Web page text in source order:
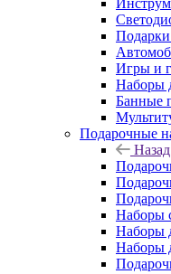
Подарки
Игры и
Наборы
Банные
Подарочные
Назад
Наборы
Наборы
Наборы